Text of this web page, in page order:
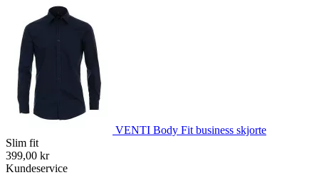
VENTI Body Fit business skjorte
Slim fit
399,00 kr
Kundeservice